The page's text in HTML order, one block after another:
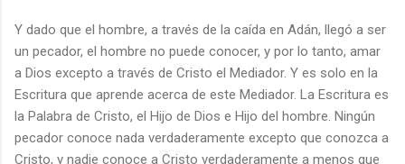
Y dado que el hombre, a través de la caída en Adán, llegó a ser
un pecador, el hombre no puede conocer, y por lo tanto, amar
a Dios excepto a través de Cristo el Mediador. Y es solo en la
Escritura que aprende acerca de este Mediador. La Escritura es
la Palabra de Cristo, el Hijo de Dios e Hijo del hombre. Ningún
pecador conoce nada verdaderamente excepto que conozca a
Cristo, y nadie conoce a Cristo verdaderamente a menos que